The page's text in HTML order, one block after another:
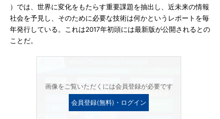
）では、世界に変化をもたらす重要課題を抽出し、近未来の情報
社会を予見し、そのために必要な技術は何かというレポートを毎
年発行している。これは2017年初頭には最新版が公開されるとの
ことだ。
画像をご覧いただくには会員登録が必要です
会員登録(無料)・ログイン